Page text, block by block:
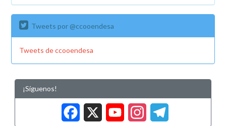
Tweets por @ccooendesa
Tweets de ccooendesa
¡Síguenos!
Facebook
X